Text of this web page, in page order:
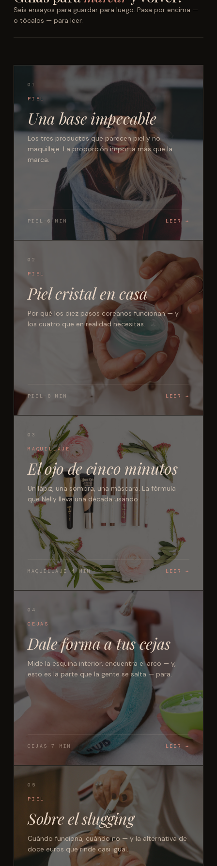
Seis ensayos para guardar para luego. Pasa por encima —
o tócalos — para leer.
01
PIEL
Una base impecable
Los tres productos que parecen piel y no
maquillaje. La proporción importa más que la
marca.
PIEL ·6 MIN LEER →
02
PIEL
Piel cristal en casa
Por qué los diez pasos coreanos funcionan — y
los cuatro que en realidad necesitas.
PIEL · 8 MIN LEER →
03
MAQUILLAJE
El ojo de cinco minutos
Un lápiz, una sombra, una máscara. La fórmula
que Nelly lleva una década usando.
MAQUILLAJE ·4 MIN LEER →
04
CEJAS
Dale forma a tus cejas
Mide la esquina interior, encuentra el arco — y,
esto es la parte que la gente se salta — para.
CEJAS ·7 MIN LEER →
05
PIEL
Sobre el slugging
Cuándo funciona, cuándo no — y la alternativa de
doce euros que rinde casi igual.